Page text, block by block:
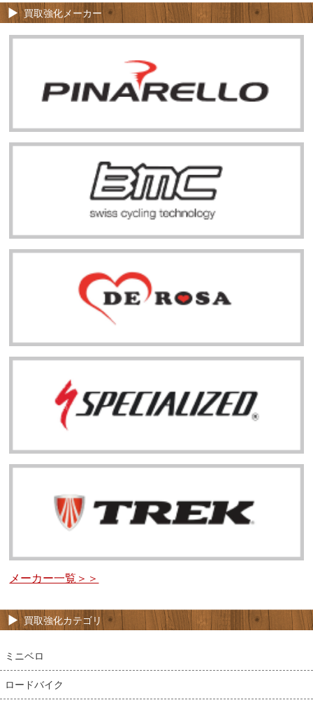
買取強化メーカー
メーカー一覧＞＞
買取強化カテゴリ
ミニベロ
ロードバイク